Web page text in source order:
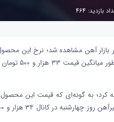
بازدید: 464
بازار آهن
در چندو روز پیاپی تجربه
کرد؛ به گونه‌ای که قیمت این